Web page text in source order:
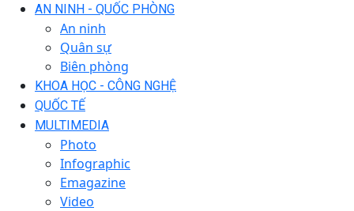
AN NINH - QUỐC PHÒNG
An ninh
Quân sự
Biên phòng
KHOA HỌC - CÔNG NGHỆ
QUỐC TẾ
MULTIMEDIA
Photo
Infographic
Emagazine
Video